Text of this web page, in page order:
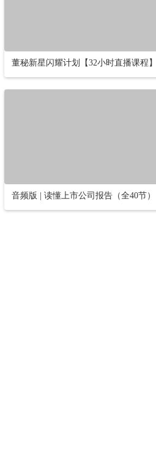
董秘新星闪耀计划【32小时直播课程】
音频版 | 读懂上市公司报告（全40节）